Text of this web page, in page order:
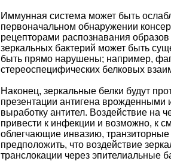
Иммунная система может быть
первоначальном обнаружении
рецепторами распознавания
зеркальных бактерий может быть
быть прямо нарушены; например,
стереоспецифических белковых
Наконец, зеркальные белки будут
презентации антигена
выработку антител. Воздействие на
привести к инфекции и возможно, к
облегчающие инвазию,
предположить, что воздействие
транслокации через эпителиальные